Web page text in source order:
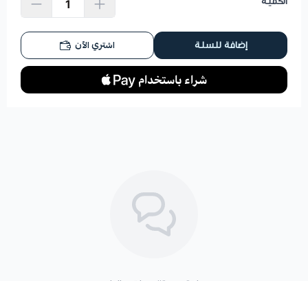
إضافة للسلة اشتري الآن